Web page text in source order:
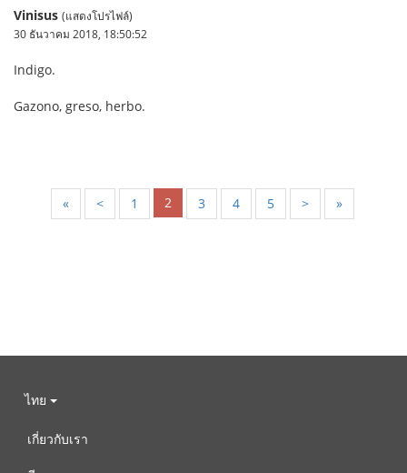
Vinisus (แสดงโปรไฟล์)
30 ธันวาคม 2018, 18:50:52
Indigo.
Gazono, greso, herbo.
« < 1 2 3 4 5 > »
ไทย
เกี่ยวกับเรา